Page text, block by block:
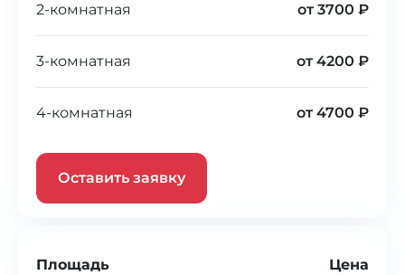
2-комнатная от 3700 ₽
3-комнатная от 4200 ₽
4-комнатная от 4700 ₽
Оставить заявку
Площадь
Цена